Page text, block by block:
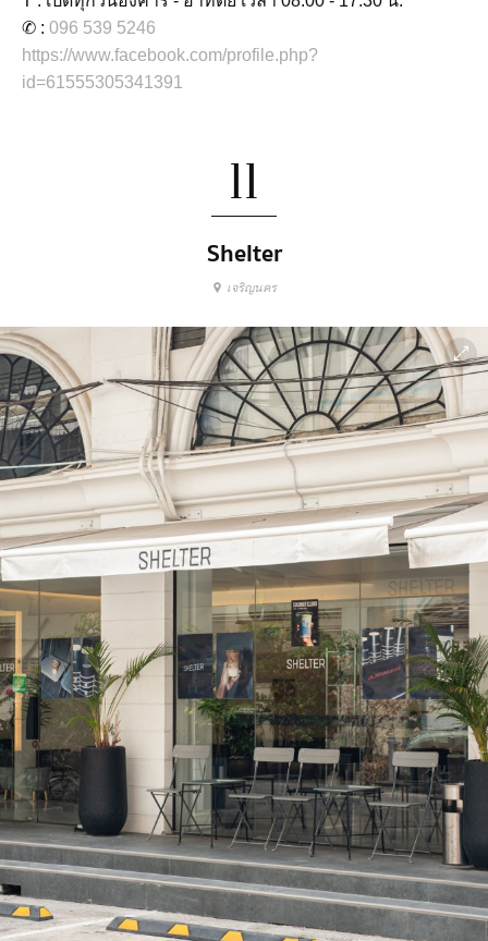
✆ : 096 539 5246
https://www.facebook.com/profile.php?
id=61555305341391
11
Shelter
เจริญนคร